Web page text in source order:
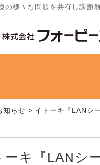
の様々な問題を共有し課題
知らせ > イトーキ『LANシー
ーキ『LANシ